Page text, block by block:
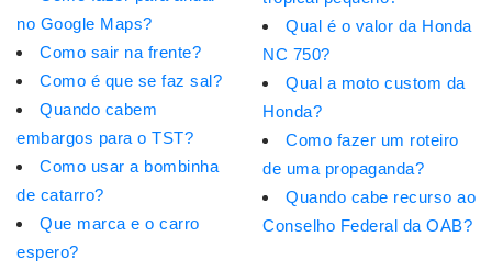
no Google Maps?
Como sair na frente?
Como é que se faz sal?
Quando cabem
embargos para o TST?
Como usar a bombinha
de catarro?
Que marca e o carro
espero?
Qual é o valor da Honda
NC 750?
Qual a moto custom da
Honda?
Como fazer um roteiro
de uma propaganda?
Quando cabe recurso ao
Conselho Federal da OAB?